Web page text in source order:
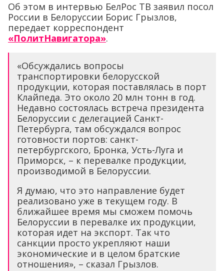
Об этом в интервью БелРос ТВ заявил посол
России в Белоруссии Борис Грызлов,
передает корреспондент
«ПолитНавигатора».
«Обсуждались вопросы
транспортировки белорусской
продукции, которая поставлялась в порт
Клайпеда. Это около 20 млн тонн в год.
Недавно состоялась встреча президента
Белоруссии с делегацией Санкт-
Петербурга, там обсуждался вопрос
готовности портов: санкт-
петербургского, Бронка, Усть-Луга и
Приморск, – к перевалке продукции,
производимой в Белоруссии.
Я думаю, что это направление будет
реализовано уже в текущем году. В
ближайшее время мы сможем помочь
Белоруссии в перевалке их продукции,
которая идет на экспорт. Так что
санкции просто укрепляют наши
экономические и в целом братские
отношения», – сказал Грызлов.